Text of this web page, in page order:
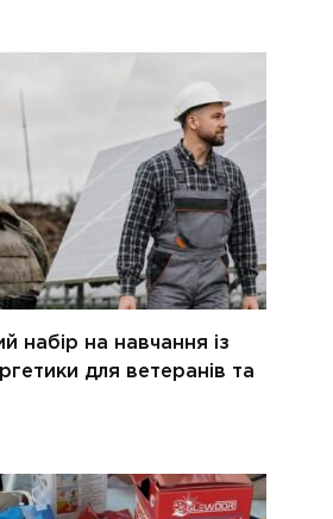
набір на навчання із
для ветеранів та